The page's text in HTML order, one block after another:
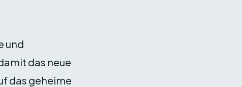
und
das neue
das geheime